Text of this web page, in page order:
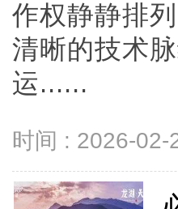
作权静静排
清晰的技术
运......
时间 : 2026-02-